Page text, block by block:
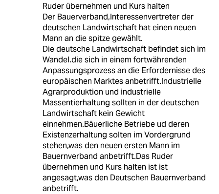
Ruder übernehmen und Kurs halten
Der Bauerverband,Interessenvertreter der
deutschen Landwirtschaft hat einen neuen
Mann an die spitze gewählt.
Die deutsche Landwirtschaft befindet sich im
Wandel.die sich in einem fortwährenden
Anpassungsprozess an die Erfordernisse des
europäischen Marktes anbetrifft.Industrielle
Agrarproduktion und industrielle
Massentierhaltung sollten in der deutschen
Landwirtschaft kein Gewicht
einnehmen.Bäuerliche Betriebe ud deren
Existenzerhaltung solten im Vordergrund
stehen,was den neuen ersten Mann im
Bauernverband anbetrifft.Das Ruder
übernehmen und Kurs halten ist ist
angesagt,was den Deutschen Bauernverband
anbetrifft.